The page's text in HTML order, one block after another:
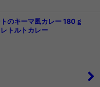
のキーマ風カレー 180ｇ
トルトカレー